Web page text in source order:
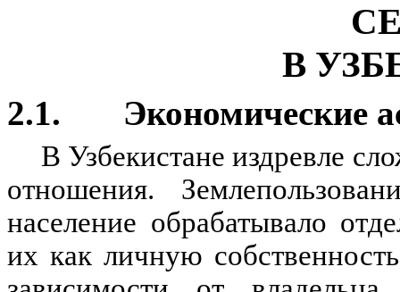
В
2.1. Экономические
В Узбекистане издревле
отношения.
население обрабатывало
их как личную